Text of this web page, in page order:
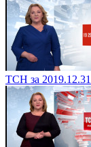
ТСН за 2019.12.31